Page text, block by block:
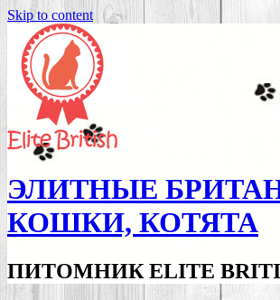
Skip to content
ЭЛИТНЫЕ
КОШКИ, КОТЯТА
ПИТОМНИК ELITE